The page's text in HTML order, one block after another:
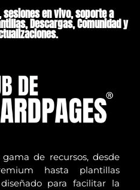
sesiones en vivo, soporte a
Descargas, Comunidad y
de recursos, desde
hasta plantillas
para facilitar la